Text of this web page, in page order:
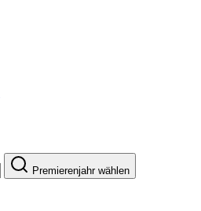
Premierenjahr wählen